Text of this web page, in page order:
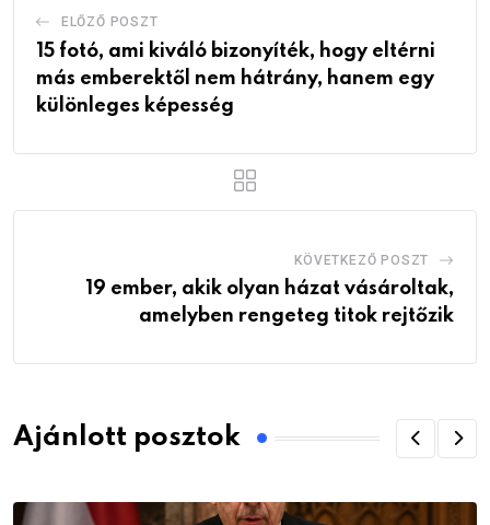
ELŐZŐ POSZT
15 fotó, ami kiváló bizonyíték, hogy eltérni
más emberektől nem hátrány, hanem egy
különleges képesség
KÖVETKEZŐ POSZT
19 ember, akik olyan házat vásároltak,
amelyben rengeteg titok rejtőzik
Ajánlott posztok